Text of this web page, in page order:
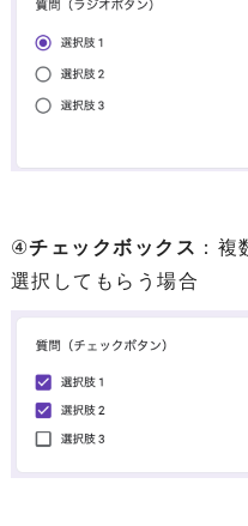
④チェックボックス ：
選択してもらう場合